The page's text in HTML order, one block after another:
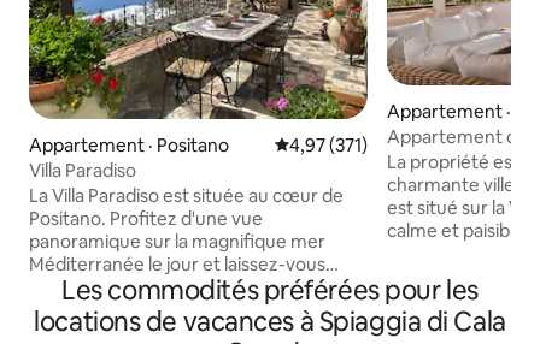
Appartement · Positano Note moyenne de 4,97 sur 5,
4,97 (371)
Villa Paradiso
La Villa Paradiso est située au cœur de
Positano. Profitez d'une vue
panoramique sur la magnifique mer
Méditerranée le jour et laissez-vous
emporter par le son magique des
vagues qui rencontrent le rivage la nuit.
La Villa fait face au soleil et à la mer et se
Appartement ·
Appartement de
Piazzetta - Idéal
La propriété est
charmante ville
est situé sur la
calme et paisible
attractions de l'île. La région autour de
propriété est
cafés et de
Les commodités préférées pour les
locations de vacances à Spiaggia di Cala